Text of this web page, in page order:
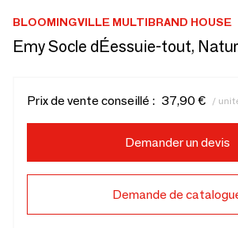
BLOOMINGVILLE MULTIBRAND HOUSE
Emy Socle dÉessuie-tout,
Prix de vente conseillé : 37,90 € /
Demander un devis
Demande de